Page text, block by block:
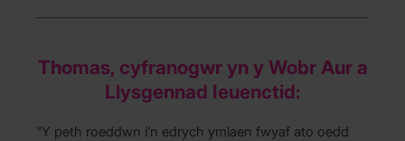
Thomas, cyfranogwr yn y Wobr Aur a
Llysgennad Ieuenctid:
“Y peth roeddwn i’n edrych ymlaen fwyaf ato oedd